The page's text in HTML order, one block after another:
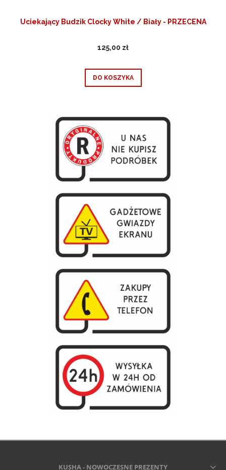
Uciekający Budzik Clocky White / Biały - PRZECENA
125,00 zł
DO KOSZYKA
KUSHA - NOWOCZESNE PREZENTY